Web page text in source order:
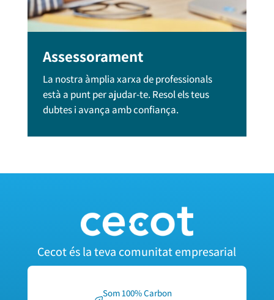
Assessorament
La nostra àmplia xarxa de professionals
està a punt per ajudar-te. Resol els teus
dubtes i avança amb confiança.
Cecot és la teva comunitat empresarial
Som 100% Carbon